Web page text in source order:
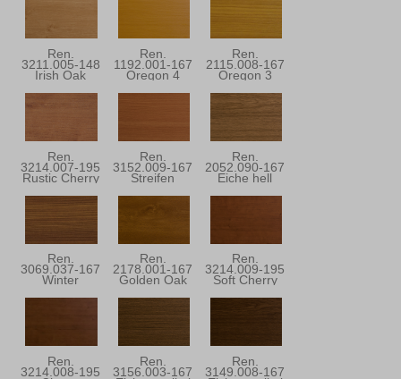
Ren.
3211.005-148
Irish Oak
Ren.
1192.001-167
Oregon 4
Ren.
2115.008-167
Oregon 3
Ren.
3214.007-195
Rustic Cherry
Ren.
3152.009-167
Streifen
Ren.
2052.090-167
Eiche hell
Ren.
3069.037-167
Winter
Ren.
2178.001-167
Golden Oak
Ren.
3214.009-195
Soft Cherry
Ren.
3214.008-195
Ren.
3156.003-167
Ren.
3149.008-167